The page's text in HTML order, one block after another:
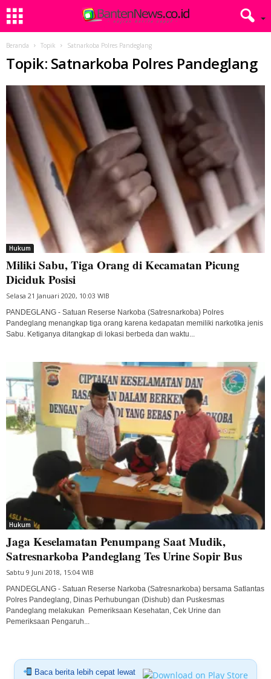
Beranda Topik Satnarkoba Polres Pandeglang
Topik: Satnarkoba Polres Pandeglang
Hukum
Miliki Sabu, Tiga Orang di Kecamatan Picung
Diciduk Posisi
Selasa 21 Januari 2020, 10:03 WIB
PANDEGLANG - Satuan Reserse Narkoba (Satresnarkoba) Polres
Pandeglang menangkap tiga orang karena kedapatan memiliki narkotika jenis
Sabu. Ketiganya ditangkap di lokasi berbeda dan waktu...
Hukum
Jaga Keselamatan Penumpang Saat Mudik,
Satresnarkoba Pandeglang Tes Urine Sopir Bus
Sabtu 9 Juni 2018, 15:04 WIB
PANDEGLANG - Satuan Reserse Narkoba (Satresnarkoba) bersama Satlantas
Polres Pandeglang, Dinas Perhubungan (Dishub) dan Puskesmas
Pandeglang melakukan Pemeriksaan Kesehatan, Cek Urine dan
Pemeriksaan Pengaruh...
Baca berita lebih cepat lewat